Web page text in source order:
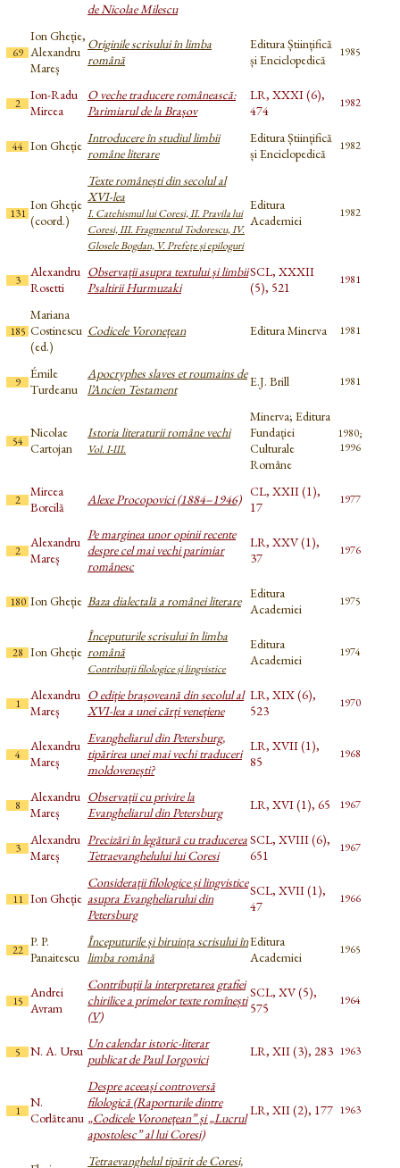
de Nicolae Milescu
69
Ion Gheție,
Alexandru
Mareș
Originile scrisului în limba
română
Editura Științifică
și Enciclopedică
1985
2
Ion-Radu
Mircea
O veche traducere românească:
Parimiarul de la Brașov
LR, XXXI (6),
474
1982
44 Ion Gheție Introducere în studiul limbii
române literare
Editura Științifică
și Enciclopedică
1982
131
Ion Gheție
(coord.)
Texte românești din secolul al
XVI-lea
I. Catehismul lui Coresi, II. Pravila lui
Coresi, III. Fragmentul Todorescu, IV.
Glosele Bogdan, V. Prefețe și epiloguri
Editura
Academiei
1982
3
Alexandru
Rosetti
Observații asupra textului și limbii
Psaltirii Hurmuzaki
SCL, XXXII
(5), 521
1981
185
Mariana
Costinescu
(ed.)
Codicele Voronețean Editura Minerva 1981
9
Émile
Turdeanu
Apocryphes slaves et roumains de
l’Ancien Testament
E.J. Brill 1981
54
Nicolae
Cartojan
Istoria literaturii române vechi
Vol. I-III.
Minerva; Editura
Fundației
Culturale
Române
1980;
1996
2
Mircea
Borcilă
Alexe Procopovici (1884–1946) CL, XXII (1),
17
1977
2
Alexandru
Mareș
Pe marginea unor opinii recente
despre cel mai vechi parimiar
românesc
LR, XXV (1),
37
1976
180 Ion Gheție Baza dialectală a românei literare Editura
Academiei
1975
28 Ion Gheție
Începuturile scrisului în limba
română
Contribuții filologice și lingvistice
Editura
Academiei
1974
1
Alexandru
Mareș
O ediție brașoveană din secolul al
XVI-lea a unei cărți venețiene
LR, XIX (6),
523
1970
4
Alexandru
Mareș
Evangheliarul din Petersburg,
tipărirea unei mai vechi traduceri
moldovenești?
LR, XVII (1),
85
1968
8
Alexandru
Mareș
Observații cu privire la
Evangheliarul din Petersburg
LR, XVI (1), 65 1967
3
Alexandru
Mareș
Precizări în legătură cu traducerea
Tetraevanghelului lui Coresi
SCL, XVIII (6),
651
1967
11 Ion Gheție
Considerații filologice și lingvistice
asupra Evangheliarului din
Petersburg
SCL, XVII (1),
47
1966
22
P. P.
Panaitescu
Începuturile și biruința scrisului în
limba română
Editura
Academiei
1965
15
Andrei
Avram
Contribuții la interpretarea grafiei
chirilice a primelor texte romînești
(V)
SCL, XV (5),
575
1964
5 N. A. Ursu Un calendar istoric-literar
publicat de Paul Iorgovici
LR, XII (3), 283 1963
1
N.
Corlăteanu
Despre aceeași controversă
filologică (Raporturile dintre
„Codicele Voronețean” și „Lucrul
apostolesc” al lui Coresi)
LR, XII (2), 177 1963
Tetraevanghelul tipărit de Coresi,